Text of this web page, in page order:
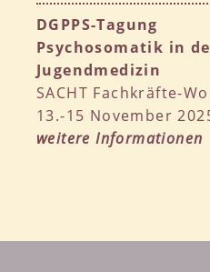
DGPPS-Tagung
Psychosomatik in
Jugendmedizin
SACHT Fachkräfte-
13.-15 November
weitere Informationen